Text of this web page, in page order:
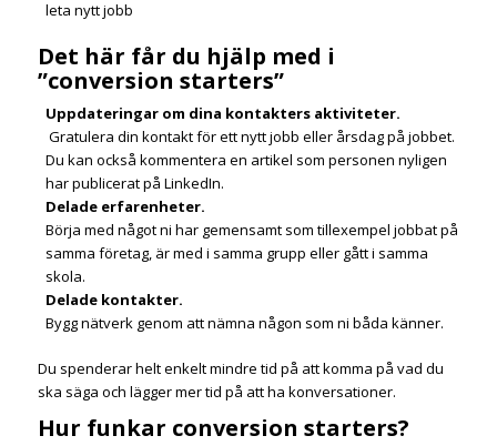
leta nytt jobb
Det här får du hjälp med i
”conversion starters”
Uppdateringar om dina kontakters aktiviteter.
Gratulera din kontakt för ett nytt jobb eller årsdag på jobbet.
Du kan också kommentera en artikel som personen nyligen
har publicerat på LinkedIn.
Delade erfarenheter.
Börja med något ni har gemensamt som tillexempel jobbat på
samma företag, är med i samma grupp eller gått i samma
skola.
Delade kontakter.
Bygg nätverk genom att nämna någon som ni båda känner.
Du spenderar helt enkelt mindre tid på att komma på vad du
ska säga och lägger mer tid på att ha konversationer.
Hur funkar conversion starters?